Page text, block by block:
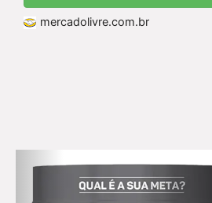
mercadolivre.com.br